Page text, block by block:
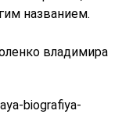
названием.
владимира
biografiya-